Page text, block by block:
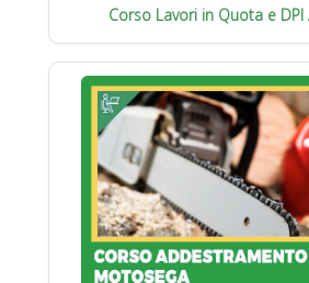
Corso Lavori in Quota e